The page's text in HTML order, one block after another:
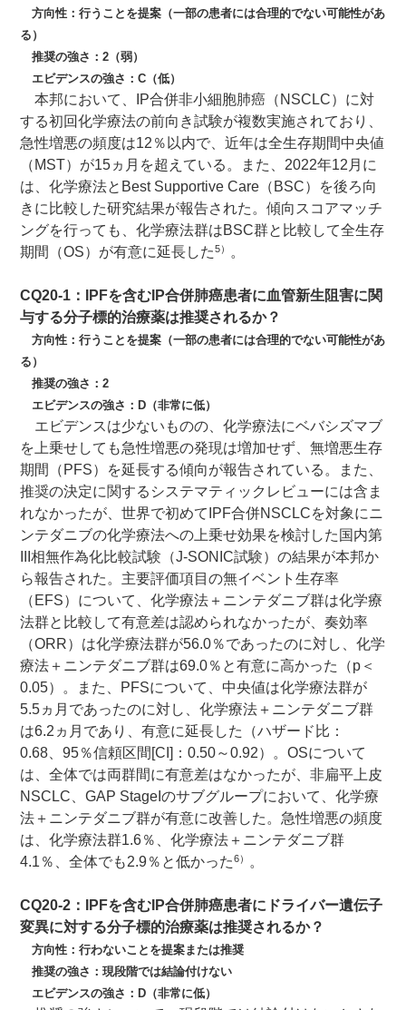
方向性：行うことを提案（一部の患者には合理的でない可能性があ
る）
推奨の強さ：2（弱）
エビデンスの強さ：C（低）
本邦において、IP合併非小細胞肺癌（NSCLC）に対
する初回化学療法の前向き試験が複数実施されており、
急性増悪の頻度は12％以内で、近年は全生存期間中央値
（MST）が15ヵ月を超えている。また、2022年12月に
は、化学療法とBest Supportive Care（BSC）を後ろ向
きに比較した研究結果が報告された。傾向スコアマッチ
ングを行っても、化学療法群はBSC群と比較して全生存
期間（OS）が有意に延長した5） 。
CQ20-1：IPFを含むIP合併肺癌患者に血管新生阻害に関
与する分子標的治療薬は推奨されるか？
方向性：行うことを提案（一部の患者には合理的でない可能性があ
る）
推奨の強さ：2
エビデンスの強さ：D（非常に低）
エビデンスは少ないものの、化学療法にベバシズマブ
を上乗せしても急性増悪の発現は増加せず、無増悪生存
期間（PFS）を延長する傾向が報告されている。また、
推奨の決定に関するシステマティックレビューには含ま
れなかったが、世界で初めてIPF合併NSCLCを対象にニ
ンテダニブの化学療法への上乗せ効果を検討した国内第
III相無作為化比較試験（J-SONIC試験）の結果が本邦か
ら報告された。主要評価項目の無イベント生存率
（EFS）について、化学療法＋ニンテダニブ群は化学療
法群と比較して有意差は認められなかったが、奏効率
（ORR）は化学療法群が56.0％であったのに対し、化学
療法＋ニンテダニブ群は69.0％と有意に高かった（p＜
0.05）。また、PFSについて、中央値は化学療法群が
5.5ヵ月であったのに対し、化学療法＋ニンテダニブ群
は6.2ヵ月であり、有意に延長した（ハザード比：
0.68、95％信頼区間[CI]：0.50～0.92）。OSについて
は、全体では両群間に有意差はなかったが、非扁平上皮
NSCLC、GAP StageIのサブグループにおいて、化学療
法＋ニンテダニブ群が有意に改善した。急性増悪の頻度
は、化学療法群1.6％、化学療法＋ニンテダニブ群
4.1％、全体でも2.9％と低かった6） 。
CQ20-2：IPFを含むIP合併肺癌患者にドライバー遺伝子
変異に対する分子標的治療薬は推奨されるか？
方向性：行わないことを提案または推奨
推奨の強さ：現段階では結論付けない
エビデンスの強さ：D（非常に低）